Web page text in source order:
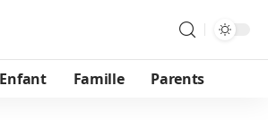
Enfant Famille Parents